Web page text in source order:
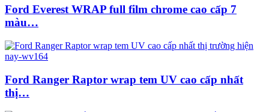
Ford Everest WRAP full film chrome cao cấp 7
màu…
Ford Ranger Raptor wrap tem UV cao cấp nhất
thị…